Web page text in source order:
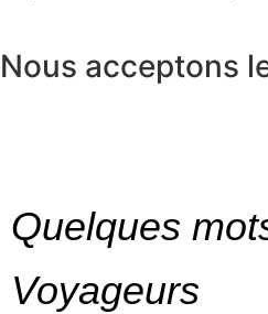
Nous acceptons
Quelques
Voyageurs